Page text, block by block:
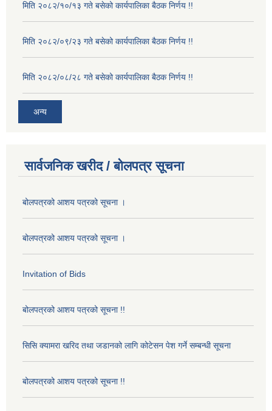
मिति २०८२/१०/१३ गते बसेको कार्यपालिका बैठक निर्णय !!
मिति २०८२/०९/२३ गते बसेको कार्यपालिका बैठक निर्णय !!
मिति २०८२/०८/२८ गते बसेको कार्यपालिका बैठक निर्णय !!
अन्य
सार्वजनिक खरीद / बोलपत्र सूचना
बोलपत्रको आशय पत्रको सूचना ।
बोलपत्रको आशय पत्रको सूचना ।
Invitation of Bids
बोलपत्रको आशय पत्रको सूचना !!
सिसि क्यामरा खरिद तथा जडानको लागि कोटेसन पेश गर्ने सम्बन्धी सूचना
बोलपत्रको आशय पत्रको सूचना !!